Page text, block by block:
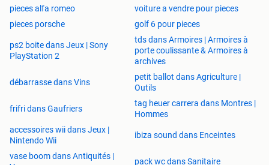
bmw 550 i gt (f07) 408cv
bmw 635 d (e63 / e64) 286
bmw 640 i (f12) 320 (f13) 320cv (f06 / f10 / f12) 320
bmw 650 i (f12 / f13) 408
bmw 730 d (e38) 184 193 (E65 / E66) 231 235 218cv
BMW 730 D (F01 / F02) 258245 i (G11) 258
BMW 730 I (G12) 258
BMW 730 LD (E65 / E66 ) 231235 (f02) 245
bmw 740 d (e38) 245 (e65) 258 (f01) 306
bmw 740 i (f01) 326 li (f02) 326
bmw 745 d ( e65) bi 329 i (e23) 252
bmw 750 d 3.0 (f01 / f02) 381
pieces alfa romeo
voiture a vendre pour pieces
pieces porsche
golf 6 pour pieces
ps2 boite dans Jeux | Sony
PlayStation 2
tds dans Armoires | Armoires à
porte coulissante & Armoires à
archives
débarrasse dans Vins
petit ballot dans Agriculture |
Outils
frifri dans Gaufriers
tag heuer carrera dans Montres |
Hommes
accessoires wii dans Jeux |
Nintendo Wii
ibiza sound dans Enceintes
vase boom dans Antiquités |
pack wc dans Sanitaire